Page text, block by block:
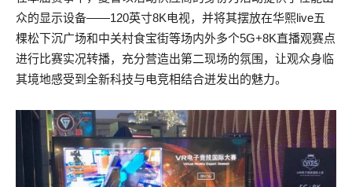
众的显示设备——120英寸8K电视，并将其摆放在华熙live五
棵松下沉广场和中关村食宝街等场内外多个5G+8K直播观赛点
进行比赛实况转播，充分营造出第二现场的氛围，让观众身临
其境地感受到全新科技与电竞相结合迸发出的魅力。